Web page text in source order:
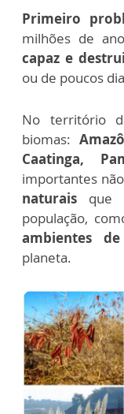
Primeiro
milhões de
capaz e
ou de poucos
No território
biomas:
Caatinga,
importantes
naturais que
população,
ambientes
planeta.